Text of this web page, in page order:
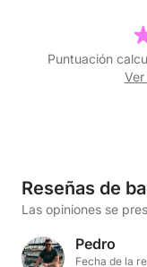
Puntuación
Reseñas de
Las opiniones se
Pedro
Fecha de la